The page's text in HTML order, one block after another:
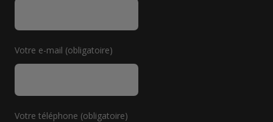
Votre e-mail (obligatoire)
Votre téléphone (obligatoire)